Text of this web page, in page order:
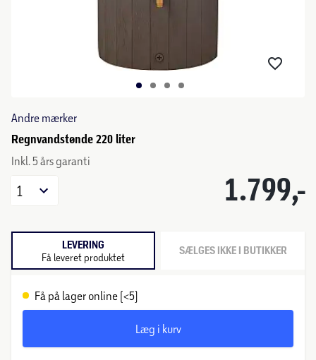
Andre mærker
Regnvandstønde 220 liter
Inkl. 5 års garanti
1.799,-
1
LEVERING
Få leveret produktet SÆLGES IKKE I BUTIKKER
Få på lager online (<5)
Læg i kurv